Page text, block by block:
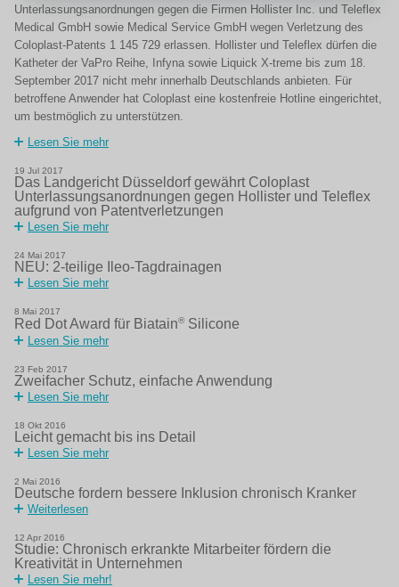
Unterlassungsanordnungen gegen die Firmen Hollister Inc. und Teleflex
Medical GmbH sowie Medical Service GmbH wegen Verletzung des
Coloplast-Patents 1 145 729 erlassen. Hollister und Teleflex dürfen die
Katheter der VaPro Reihe, Infyna sowie Liquick X-treme bis zum 18.
September 2017 nicht mehr innerhalb Deutschlands anbieten. Für
betroffene Anwender hat Coloplast eine kostenfreie Hotline eingerichtet,
um bestmöglich zu unterstützen.
Lesen Sie mehr
19 Jul 2017
Das Landgericht Düsseldorf gewährt Coloplast
Unterlassungsanordnungen gegen Hollister und Teleflex
aufgrund von Patentverletzungen
Lesen Sie mehr
24 Mai 2017
NEU: 2-teilige Ileo-Tagdrainagen
Lesen Sie mehr
8 Mai 2017
Red Dot Award für Biatain® Silicone
Lesen Sie mehr
23 Feb 2017
Zweifacher Schutz, einfache Anwendung
Lesen Sie mehr
18 Okt 2016
Leicht gemacht bis ins Detail
Lesen Sie mehr
2 Mai 2016
Deutsche fordern bessere Inklusion chronisch Kranker
Weiterlesen
12 Apr 2016
Studie: Chronisch erkrankte Mitarbeiter fördern die
Kreativität in Unternehmen
Lesen Sie mehr!